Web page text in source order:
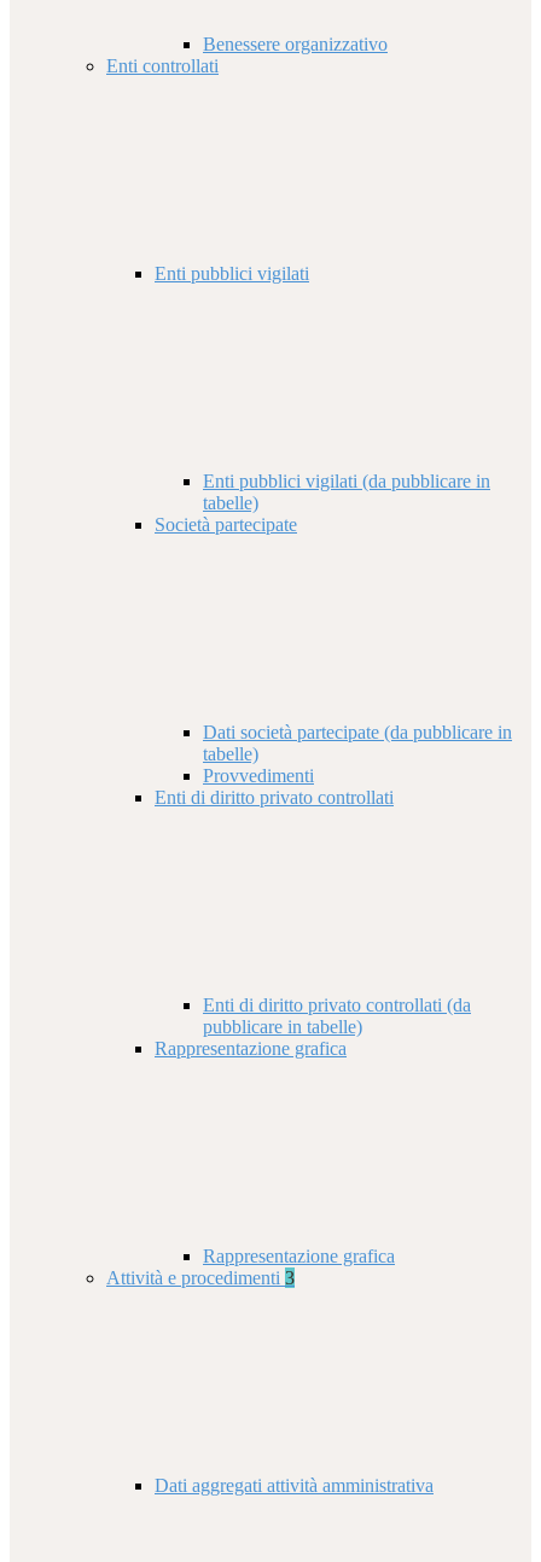
Benessere organizzativo
Enti controllati
Enti pubblici vigilati
Enti pubblici vigilati (da pubblicare in
tabelle)
Società partecipate
Dati società partecipate (da pubblicare in
tabelle)
Provvedimenti
Enti di diritto privato controllati
Enti di diritto privato controllati (da
pubblicare in tabelle)
Rappresentazione grafica
Rappresentazione grafica
Attività e procedimenti 3
Dati aggregati attività amministrativa